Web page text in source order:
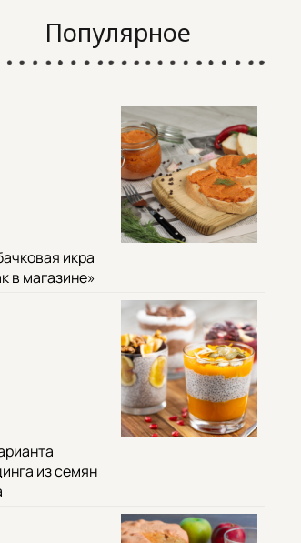
Популярное
икра
в магазине»
из семян